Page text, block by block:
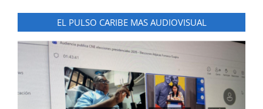
EL PULSO CARIBE MAS AUDIOVISUAL